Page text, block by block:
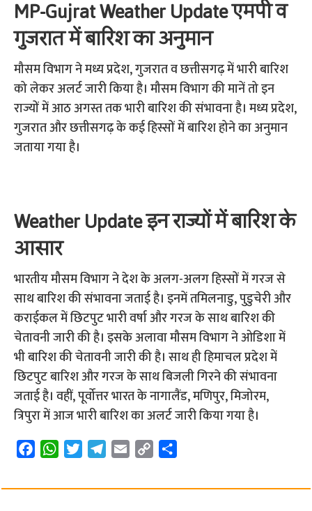
MP-Gujrat Weather Update एमपी व
गुजरात में बारिश का अनुमान
मौसम विभाग ने मध्य प्रदेश, गुजरात व छत्तीसगढ़ में भारी बारिश
को लेकर अलर्ट जारी किया है। मौसम विभाग की मानें तो इन
राज्यों में आठ अगस्त तक भारी बारिश की संभावना है। मध्य प्रदेश,
गुजरात और छत्तीसगढ़ के कई हिस्सों में बारिश होने का अनुमान
जताया गया है।
Weather Update इन राज्यों में बारिश के
आसार
भारतीय मौसम विभाग ने देश के अलग-अलग हिस्सों में गरज से
साथ बारिश की संभावना जताई है। इनमें तमिलनाडु, पुडुचेरी और
कराईकल में छिटपुट भारी वर्षा और गरज के साथ बारिश की
चेतावनी जारी की है। इसके अलावा मौसम विभाग ने ओडिशा में
भी बारिश की चेतावनी जारी की है। साथ ही हिमाचल प्रदेश में
छिटपुट बारिश और गरज के साथ बिजली गिरने की संभावना
जताई है। वहीं, पूर्वोत्तर भारत के नागालैंड, मणिपुर, मिजोरम,
त्रिपुरा में आज भारी बारिश का अलर्ट जारी किया गया है।
c
W
a
i
l
a
p
a